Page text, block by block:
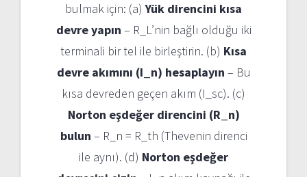
bulmak için: (a)Yük direncini kısa
devre yapın – R_L’nin bağlı olduğu iki
terminali bir tel ile birleştirin. (b) Kısa
devre akımını (I_n) hesaplayın – Bu
kısa devreden geçen akım (I_sc). (c)
Norton eşdeğer direncini (R_n)
bulun – R_n = R_th (Thevenin direnci
ile aynı). (d) Norton eşdeğer